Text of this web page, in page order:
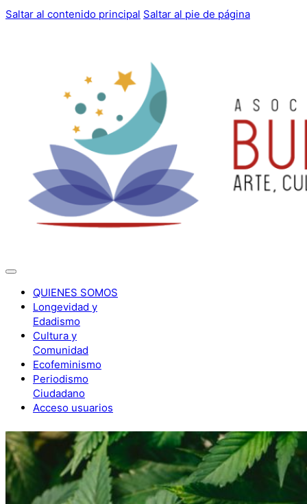
Saltar al contenido principal Saltar al pie de página
QUIENES SOMOS
Longevidad y
Edadismo
Cultura y
Comunidad
Ecofeminismo
Periodismo
Ciudadano
Acceso usuarios